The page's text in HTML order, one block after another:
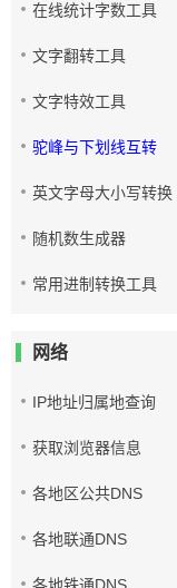
在线统计字数工具
文字翻转工具
文字特效工具
驼峰与下划线互转
英文字母大小写转换
随机数生成器
常用进制转换工具
网络
IP地址归属地查询
获取浏览器信息
各地区公共DNS
各地联通DNS